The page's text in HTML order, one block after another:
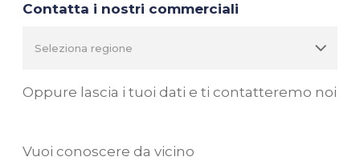
Contatta i nostri commerciali
Oppure lascia i tuoi dati e ti contatteremo noi
Vuoi conoscere da vicino